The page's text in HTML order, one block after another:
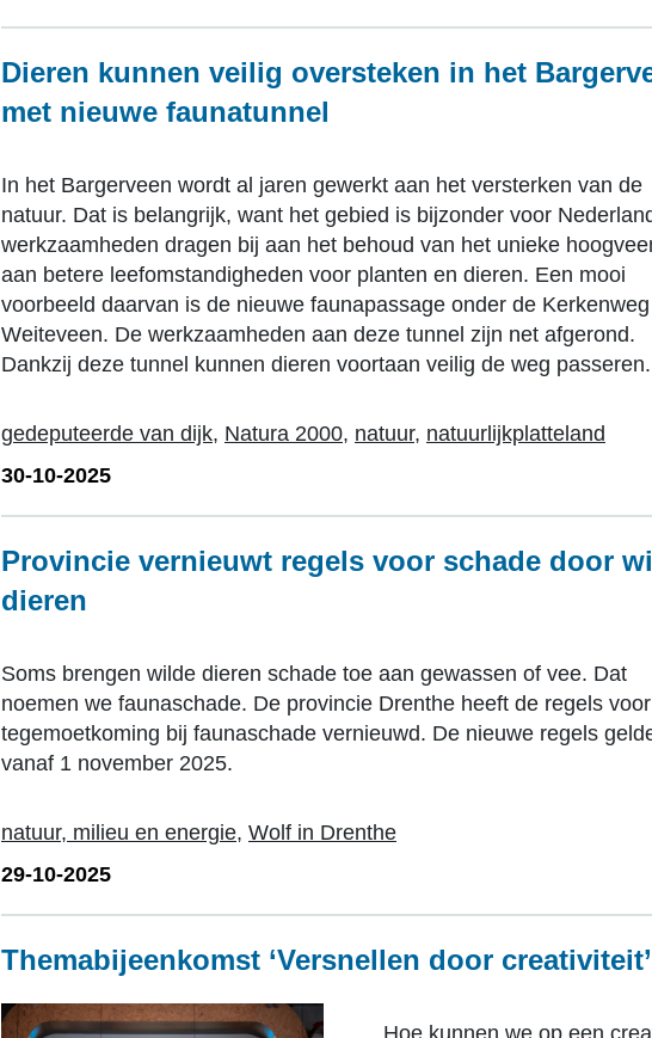
Dieren kunnen veilig oversteken in het
met nieuwe faunatunnel
In het Bargerveen wordt al jaren gewerkt aan het versterken van de
natuur. Dat is belangrijk, want het gebied is bijzonder voor
werkzaamheden dragen bij aan het behoud van het unieke
aan betere leefomstandigheden voor planten en dieren. Een mooi
voorbeeld daarvan is de nieuwe faunapassage onder de
Weiteveen. De werkzaamheden aan deze tunnel zijn net afgerond.
Dankzij deze tunnel kunnen dieren voortaan veilig de weg passeren.
gedeputeerde van dijk, Natura 2000, natuur, natuurlijkplatteland
30-10-2025
Provincie vernieuwt regels voor schade door
dieren
Soms brengen wilde dieren schade toe aan gewassen of vee. Dat
noemen we faunaschade. De provincie Drenthe heeft de regels voor
tegemoetkoming bij faunaschade vernieuwd. De nieuwe regels
vanaf 1 november 2025.
natuur, milieu en energie, Wolf in Drenthe
29-10-2025
Themabijeenkomst ‘Versnellen door creativiteit’
Hoe kunnen we op een